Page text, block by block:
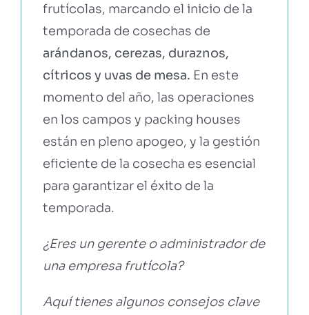
frutícolas, marcando el inicio de la
temporada de cosechas de
arándanos, cerezas, duraznos,
cítricos y uvas de mesa. En este
momento del año, las operaciones
en los campos y packing houses
están en pleno apogeo, y la gestión
eficiente de la cosecha es esencial
para garantizar el éxito de la
temporada.
¿Eres un gerente o administrador de
una empresa frutícola?
Aquí tienes algunos consejos clave